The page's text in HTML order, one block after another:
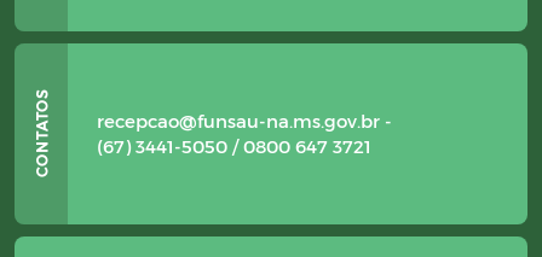
recepcao@funsau-na.ms.gov.br -
(67) 3441-5050 / 0800 647 3721